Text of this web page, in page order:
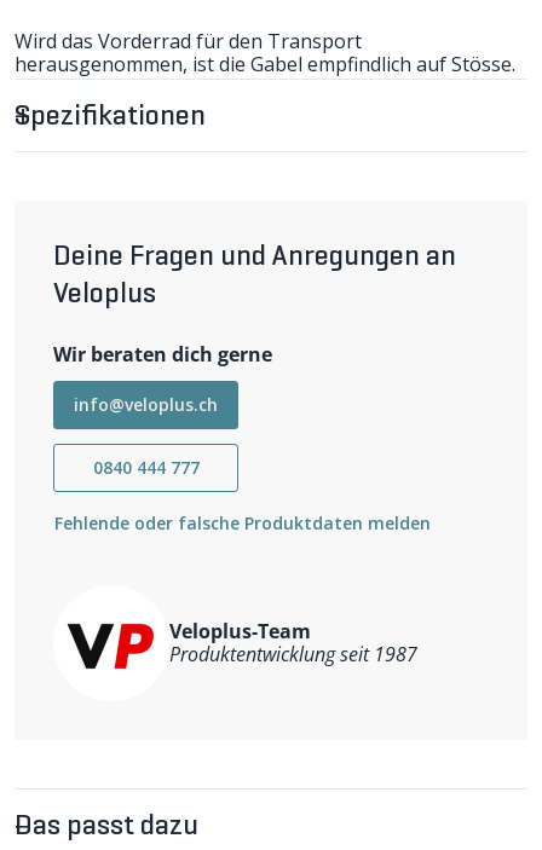
Wird das Vorderrad für den Transport
herausgenommen, ist die Gabel empfindlich auf Stösse.
Die AXLE Transportachse aus Kunststoff wird in das
Ausfallende gesteckt und versteift die Gabel. Effizient,
leicht und günstig. 14g. (RC)
-kompatibel mit Rennvelo/MTB
Spezifikationen
Deine Fragen und Anregungen an
Veloplus
Wir beraten dich gerne
info@veloplus.ch
0840 444 777
Fehlende oder falsche Produktdaten melden
Veloplus-Team
Produktentwicklung seit 1987
Das passt dazu